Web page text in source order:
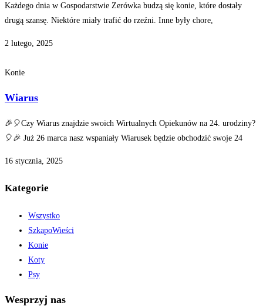
Każdego dnia w Gospodarstwie Zerówka budzą się konie, które dostały
drugą szansę. Niektóre miały trafić do rzeźni. Inne były chore,
2 lutego, 2025
Konie
Wiarus
🎉🎈Czy Wiarus znajdzie swoich Wirtualnych Opiekunów na 24. urodziny?
🎈🎉 Już 26 marca nasz wspaniały Wiarusek będzie obchodzić swoje 24
16 stycznia, 2025
Kategorie
Wszystko
SzkapoWieści
Konie
Koty
Psy
Wesprzyj nas